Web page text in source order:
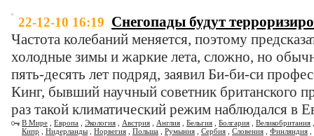
22-12-10 16:19 Снегопады будут
Частота колебаний меняется, поэтому
холодные зимы и жаркие лета, сложно, но
пять-десять лет подряд, заявил Би-би-си
Кинг, бывший научный советник британского
раз такой климатический режим наблюдался в
В Мире Европа Экология Австрия Англия Бельгия Болгария Великобритания
Кипр
Нидерланды Норвегия Польша Румыния Сербия Словения Финляндия